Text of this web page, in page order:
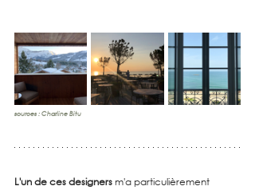
sources : Charline Bitu
L'un de ces designers m'a particulièrement